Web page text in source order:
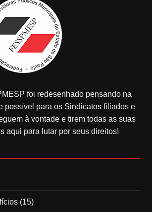
foi redesenhado pensando na
possível para os Sindicatos filiados e
à vontade e tirem todas as suas
aqui para lutar por seus direitos!
(15)